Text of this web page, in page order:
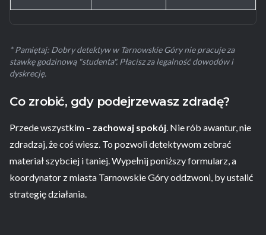
* Pamiętaj: Dobry detektyw w Tarnowskie Góry nie pracuje za
stawkę godzinową "studenta". Płacisz za legalność dowodów i
dyskrecję.
Co zrobić, gdy podejrzewasz zdradę?
Przede wszystkim – zachowaj spokój. Nie rób awantur, nie
zdradzaj, że coś wiesz. To pozwoli detektywom zebrać
materiał szybciej i taniej. Wypełnij poniższy formularz, a
koordynator z miasta Tarnowskie Góry oddzwoni, by ustalić
strategię działania.